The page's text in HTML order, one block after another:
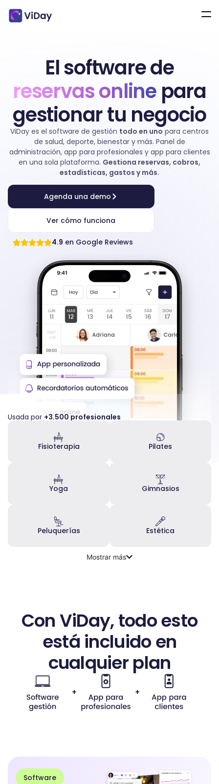
El software de
reservas online para
gestionar tu negocio
ViDay es el software de gestión todo en uno para centros
de salud, deporte, bienestar y más. Panel de
administración, app para profesionales y app para clientes
en una sola plataforma. Gestiona reservas, cobros,
estadísticas, gastos y más.
Ver cómo funciona
Agenda una demo
4.9 en Google Reviews
Usada por +3.500 profesionales
Fisioterapia Pilates
Yoga Gimnasios
Peluquerías Estética
Mostrar más
Con ViDay, todo esto
está incluido en
cualquier plan
Software